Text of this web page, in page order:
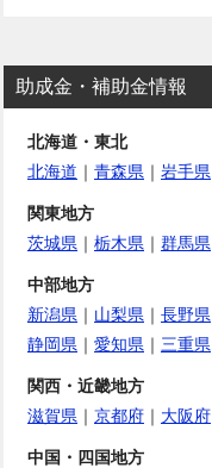
助成金・補助金情報
北海道・東北
北海道 ｜ 青森県 ｜ 岩手県
関東地方
茨城県 ｜ 栃木県 ｜ 群馬県
中部地方
新潟県 ｜ 山梨県 ｜ 長野県
静岡県 ｜ 愛知県 ｜ 三重県
関西・近畿地方
滋賀県 ｜ 京都府 ｜ 大阪府
中国・四国地方